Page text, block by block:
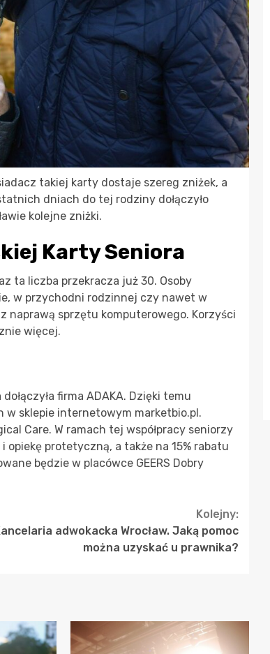
takiej karty dostaje szereg zniżek, a
dniach do tej rodziny dołączyło
kolejne zniżki.
Karty Seniora
ta liczba przekracza już 30. Osoby
w przychodni rodzinnej czy nawet w
naprawą sprzętu komputerowego. Korzyści
więcej.
firma ADAKA. Dzięki temu
w sklepie internetowym marketbio.pl.
Care. W ramach tej współpracy seniorzy
opiekę protetyczną, a także na 15% rabatu
będzie w placówce GEERS Dobry
Kolejny:
adwokacka Wrocław. Jaką pomoc
można uzyskać u prawnika?